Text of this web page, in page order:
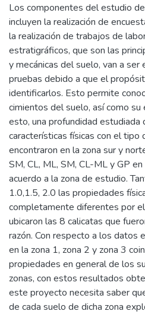
Los componentes del estudio
incluyen la realización de
la realización de trabajos de
estratigráficos, que son las
y mecánicas del suelo, van a
pruebas debido a que el
identificarlos. Esto permite
cimientos del suelo, así como
esto, una profundidad
características físicas con el tipo
encontraron en la zona sur y
SM, CL, ML, SM, CL-ML y GP
acuerdo a la zona de estudio.
1.0,1.5, 2.0 las propiedades
completamente diferentes por
ubicaron las 8 calicatas que
razón. Con respecto a los datos
en la zona 1, zona 2 y zona 3
propiedades en general de los
zonas, con estos resultados
este proyecto necesita saber
de cada suelo de dicha zona